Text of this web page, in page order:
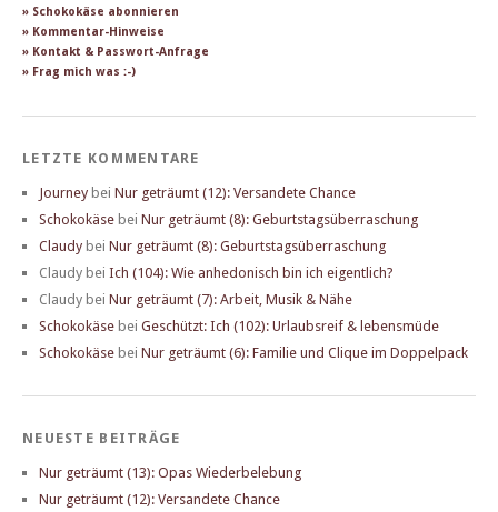
» Schokokäse abonnieren
» Kommentar-Hinweise
» Kontakt & Passwort-Anfrage
» Frag mich was :-)
LETZTE KOMMENTARE
Journey bei Nur geträumt (12): Versandete Chance
Schokokäse bei Nur geträumt (8): Geburtstagsüberraschung
Claudy bei Nur geträumt (8): Geburtstagsüberraschung
Claudy bei Ich (104): Wie anhedonisch bin ich eigentlich?
Claudy bei Nur geträumt (7): Arbeit, Musik & Nähe
Schokokäse bei Geschützt: Ich (102): Urlaubsreif & lebensmüde
Schokokäse bei Nur geträumt (6): Familie und Clique im Doppelpack
NEUESTE BEITRÄGE
Nur geträumt (13): Opas Wiederbelebung
Nur geträumt (12): Versandete Chance